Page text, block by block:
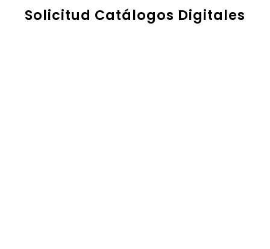
Solicitud Catálogos Digitales